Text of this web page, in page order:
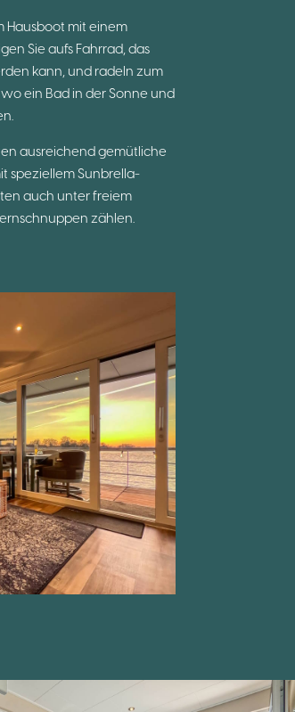
Hausboot mit einem
Sie aufs Fahrrad, das
kann, und radeln zum
ein Bad in der Sonne und
ausreichend gemütliche
speziellem Sunbrella-
auch unter freiem
zählen.